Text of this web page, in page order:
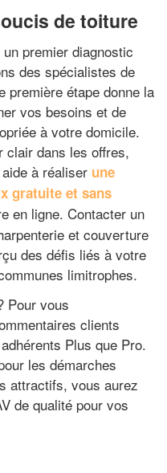
de toiture
premier diagnostic
des spécialistes de
première étape donne la
vos besoins et de
à votre domicile.
clair dans les offres,
à réaliser une
gratuite et sans
en ligne. Contacter un
et couverture
des défis liés à votre
limitrophes.
Pour vous
clients
Plus que Pro.
les démarches
attractifs, vous aurez
de qualité pour vos